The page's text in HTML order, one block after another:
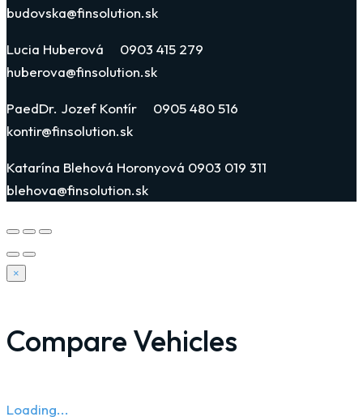
budovska@finsolution.sk
Lucia Huberová 0903 415 279
huberova@finsolution.sk
PaedDr. Jozef Kontír 0905 480 516
kontir@finsolution.sk
Katarína Blehová Horonyová 0903 019 311
blehova@finsolution.sk
×
Compare Vehicles
Loading...